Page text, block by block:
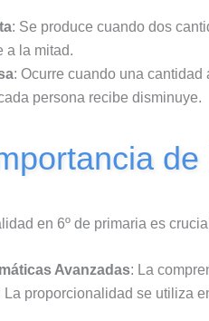
: Se produce cuando dos
a la mitad.
: Ocurre cuando una
persona recibe disminuye.
en 6º de primaria es
Avanzadas: La
La proporcionalidad se utiliza